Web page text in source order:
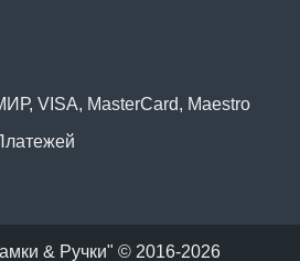
& Ручки" © 2016-2026